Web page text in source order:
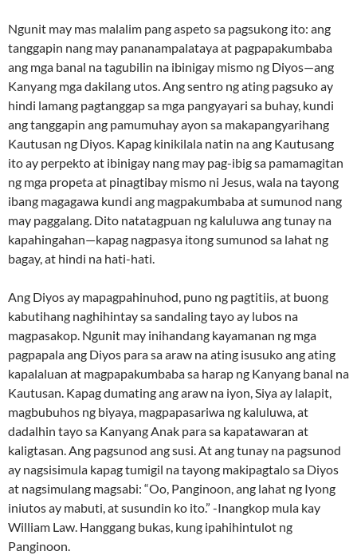
Ngunit may mas malalim pang aspeto sa pagsukong ito: ang
tanggapin nang may pananampalataya at pagpapakumbaba
ang mga banal na tagubilin na ibinigay mismo ng Diyos—ang
Kanyang mga dakilang utos. Ang sentro ng ating pagsuko ay
hindi lamang pagtanggap sa mga pangyayari sa buhay, kundi
ang tanggapin ang pamumuhay ayon sa makapangyarihang
Kautusan ng Diyos. Kapag kinikilala natin na ang Kautusang
ito ay perpekto at ibinigay nang may pag-ibig sa pamamagitan
ng mga propeta at pinagtibay mismo ni Jesus, wala na tayong
ibang magagawa kundi ang magpakumbaba at sumunod nang
may paggalang. Dito natatagpuan ng kaluluwa ang tunay na
kapahingahan—kapag nagpasya itong sumunod sa lahat ng
bagay, at hindi na hati-hati.
Ang Diyos ay mapagpahinuhod, puno ng pagtitiis, at buong
kabutihang naghihintay sa sandaling tayo ay lubos na
magpasakop. Ngunit may inihandang kayamanan ng mga
pagpapala ang Diyos para sa araw na ating isusuko ang ating
kapalaluan at magpapakumbaba sa harap ng Kanyang banal na
Kautusan. Kapag dumating ang araw na iyon, Siya ay lalapit,
magbubuhos ng biyaya, magpapasariwa ng kaluluwa, at
dadalhin tayo sa Kanyang Anak para sa kapatawaran at
kaligtasan. Ang pagsunod ang susi. At ang tunay na pagsunod
ay nagsisimula kapag tumigil na tayong makipagtalo sa Diyos
at nagsimulang magsabi: “Oo, Panginoon, ang lahat ng Iyong
iniutos ay mabuti, at susundin ko ito.” -Inangkop mula kay
William Law. Hanggang bukas, kung ipahihintulot ng
Panginoon.